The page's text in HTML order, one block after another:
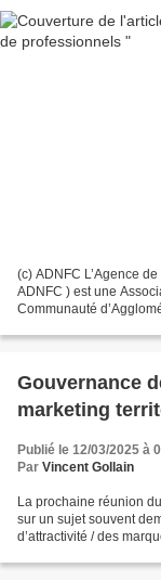
(c) ADNFC L’Agence
ADNFC ) est une
Communauté
Gouvernance
marketing
Publié le 12/03/2025 à
Par Vincent Gollain
La prochaine réunion
sur un sujet souvent
d’attractivité / des